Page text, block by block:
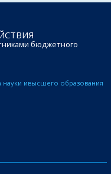
бюджетного
ивысшего образования